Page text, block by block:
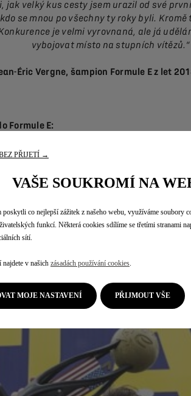
velký kus cesty jsem urazil od své
se mnou po všechny ty roky byli.
je velmi vyrovnaná, ale já
vybojovat místo na stupních vítězů.“
Éric Vergne, šampion Formule E z let
Formule E:
PŘIJETÍ →
VAŠE SOUKROMÍ NA
co nejlepší zážitek z našeho webu, využíváme soubory
funkcí. Některá cookies sdílíme se třetími stranami
sítí.
v našich zásadách používání cookies.
MOJE NASTAVENÍ PŘIJMOUT VŠE